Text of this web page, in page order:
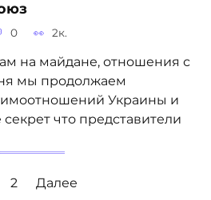
0 2к.
на майдане, отношения с
мы продолжаем
Украины и
что представители
2 Далее